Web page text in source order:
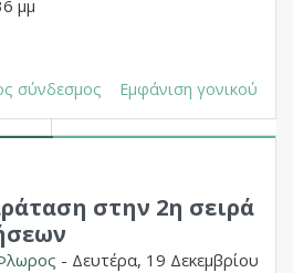
μμ
σύνδεσμος Εμφάνιση γονικού
Χουπαςστην 2η σειρά
- Δευτέρα, 19 Δεκεμβρίου